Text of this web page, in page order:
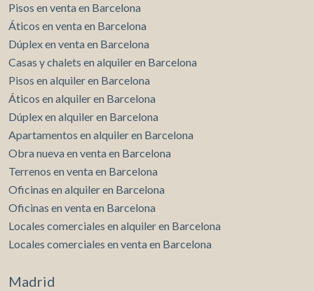
Pisos en venta en Barcelona
Áticos en venta en Barcelona
Dúplex en venta en Barcelona
Casas y chalets en alquiler en Barcelona
Pisos en alquiler en Barcelona
Áticos en alquiler en Barcelona
Dúplex en alquiler en Barcelona
Apartamentos en alquiler en Barcelona
Obra nueva en venta en Barcelona
Terrenos en venta en Barcelona
Oficinas en alquiler en Barcelona
Oficinas en venta en Barcelona
Locales comerciales en alquiler en Barcelona
Locales comerciales en venta en Barcelona
Madrid